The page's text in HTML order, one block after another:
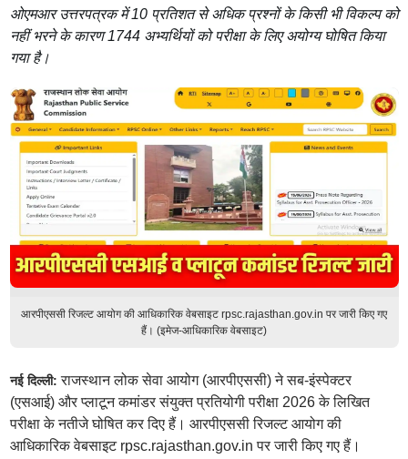
ओएमआर उत्तरपत्रक में 10 प्रतिशत से अधिक प्रश्नों के किसी भी विकल्प को
नहीं भरने के कारण 1744 अभ्यर्थियों को परीक्षा के लिए अयोग्य घोषित किया
गया है।
आरपीएससी रिजल्ट आयोग की आधिकारिक वेबसाइट rpsc.rajasthan.gov.in पर जारी किए गए
हैं। (इमेज-आधिकारिक वेबसाइट)
नई दिल्ली: राजस्थान लोक सेवा आयोग (आरपीएससी) ने सब-इंस्पेक्टर
(एसआई) और प्लाटून कमांडर संयुक्त प्रतियोगी परीक्षा 2026 के लिखित
परीक्षा के नतीजे घोषित कर दिए हैं। आरपीएससी रिजल्ट आयोग की
आधिकारिक वेबसाइट rpsc.rajasthan.gov.in पर जारी किए गए हैं।